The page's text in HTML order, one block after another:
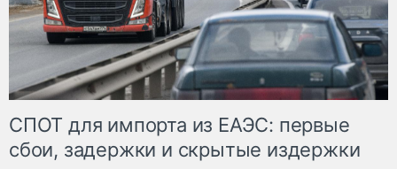
СПОТ для импорта из ЕАЭС: первые
сбои, задержки и скрытые издержки